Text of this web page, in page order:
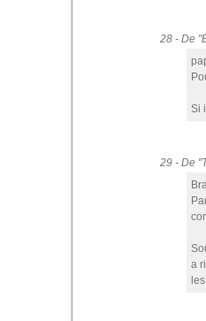
28 - De
Si
29 - De
a